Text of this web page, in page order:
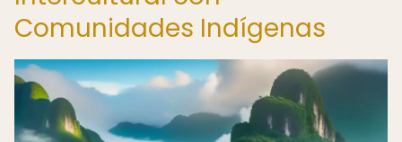
Comunidades Indígenas